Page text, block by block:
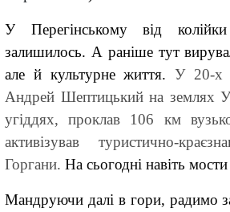
У Перегінському від
залишилось. А раніше тут
але й культурне життя.У 20-х
Андрей Шептицький на землях
угіддях, проклав 106 км
активізував туристично-
Горгани. На сьогодні навіть мости
Мандруючи далі в гори, радимо